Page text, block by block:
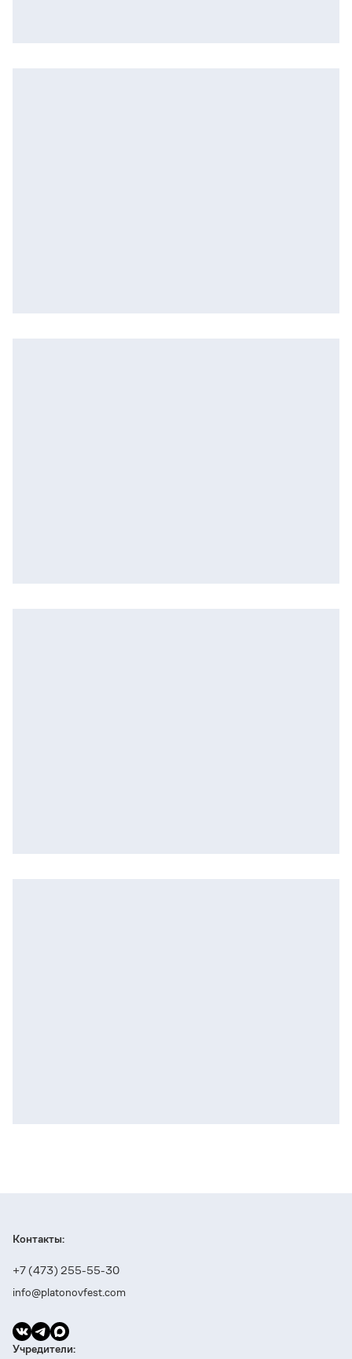
Контакты:
+7 (473) 255-55-30
info@platonovfest.com
Учредители: